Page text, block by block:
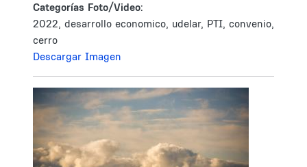
Categorías Foto/Video:
2022, desarrollo economico, udelar, PTI, convenio,
cerro
Descargar Imagen